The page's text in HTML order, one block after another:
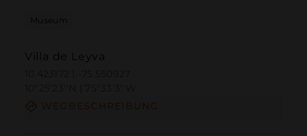
Museum
Villa de Leyva